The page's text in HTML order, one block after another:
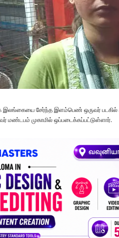
இலங்கையை சேர்ந்த இளம்பெண் ஒருவர்
மண்டபம் முகாமில் ஒப்படைக்கப்பட்டுள்ளார்.